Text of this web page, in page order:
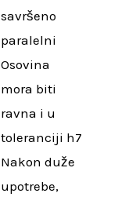
savršeno
paralelni
Osovina
mora biti
ravna i u
toleranciji h7
Nakon duže
upotrebe,